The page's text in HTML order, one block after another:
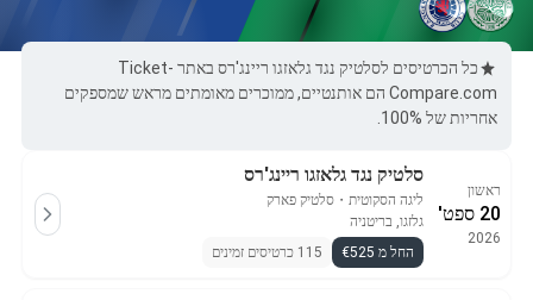
כל הכרטיסים לסלטיק נגד גלאזגו ריינג'רס באתר Ticket-
Compare.com הם אותנטיים, ממוכרים מאומתים מראש שמספקים
אחריות של 100%.
ראשון
20 ספט'
2026
סלטיק נגד גלאזגו ריינג'רס
ליגה הסקוטית ・ סלטיק פארק
גלזגו, בריטניה
החל מ €525
115 כרטיסים זמינים